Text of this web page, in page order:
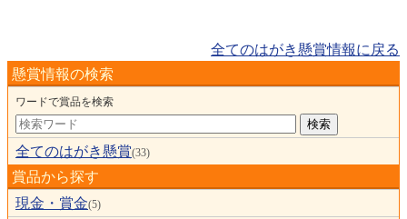
全てのはがき懸賞情報に戻る
懸賞情報の検索
ワードで賞品を検索
全てのはがき懸賞(33)
賞品から探す
現金・賞金(5)